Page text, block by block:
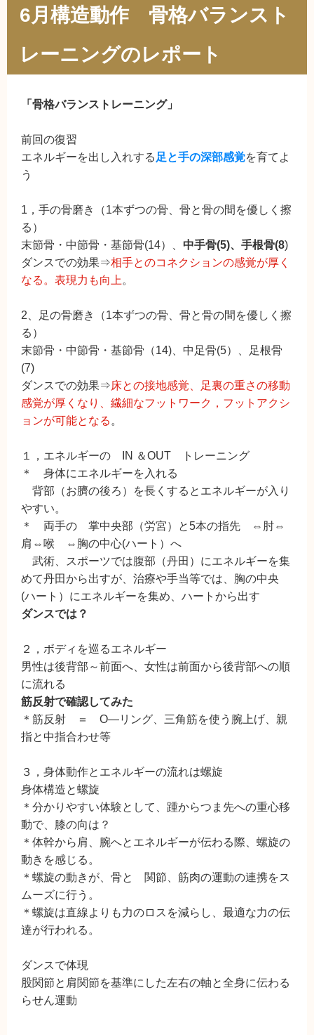
6月構造動作 骨格バランスト
レーニングのレポート
「骨格バランストレーニング」
前回の復習
エネルギーを出し入れする 足と手の深部感覚を育てよ
う
1，手の骨磨き（1本ずつの骨、骨と骨の間を優しく擦
る）
末節骨・中節骨・基節骨(14）、 中手骨(5)、手根骨(8)
ダンスでの効果⇒相手とのコネクションの感覚が厚く
なる。表現力も向上 。
2、足の骨磨き（1本ずつの骨、骨と骨の間を優しく擦
る）
末節骨・中節骨・基節骨（14)、中足骨(5）、足根骨
(7)
ダンスでの効果⇒床との接地感覚、足裏の重さの移動
感覚が厚くなり、繊細なフットワーク，フットアクシ
ョンが可能となる 。
１，エネルギーの IN ＆OUT トレーニング
＊ 身体にエネルギーを入れる
背部（お臍の後ろ）を長くするとエネルギーが入り
やすい。
＊ 両手の 掌中央部（労宮）と5本の指先 ⇔肘⇔
肩⇔喉 ⇔胸の中心(ハート）へ
武術、スポーツでは腹部（丹田）にエネルギーを集
めて丹田から出すが、治療や手当等では、胸の中央
(ハート）にエネルギーを集め、ハートから出す
ダンスでは？
２，ボディを巡るエネルギー
男性は後背部～前面へ、女性は前面から後背部への順
に流れる
筋反射で確認してみた
＊筋反射 ＝ O―リング、三角筋を使う腕上げ、親
指と中指合わせ等
３，身体動作とエネルギーの流れは螺旋
身体構造と螺旋
＊分かりやすい体験として、踵からつま先への重心移
動で、膝の向は？
＊体幹から肩、腕へとエネルギーが伝わる際、螺旋の
動きを感じる。
＊螺旋の動きが、骨と 関節、筋肉の運動の連携をス
ムーズに行う。
＊螺旋は直線よりも力のロスを減らし、最適な力の伝
達が行われる。
ダンスで体現
股関節と肩関節を基準にした左右の軸と全身に伝わる
らせん運動